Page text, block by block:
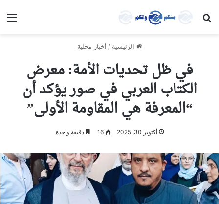
بحث عن
الرئيسية / أخبار محلية
في ظل تحديات الأمة: معرض
الكتاب العربي في صور يؤكد أن
“المعرفة هي المقاومة الأولى”
أكتوبر 30, 2025 16 دقيقة واحدة